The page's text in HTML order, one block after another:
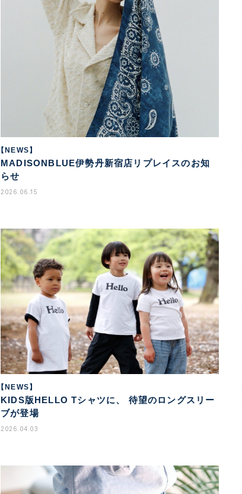
【NEWS】
MADISONBLUE伊勢丹新宿店リプレイスのお知
らせ
2026.06.15
【NEWS】
KIDS版HELLO Tシャツに、 待望のロングスリー
ブが登場
2026.04.03